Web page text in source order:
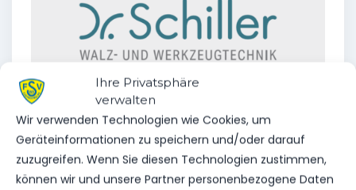
Ihre Privatsphäre
verwalten
Wir verwenden Technologien wie Cookies, um
Geräteinformationen zu speichern und/oder darauf
zuzugreifen. Wenn Sie diesen Technologien zustimmen,
können wir und unsere Partner personenbezogene Daten
VORHERIGER BEITRAG